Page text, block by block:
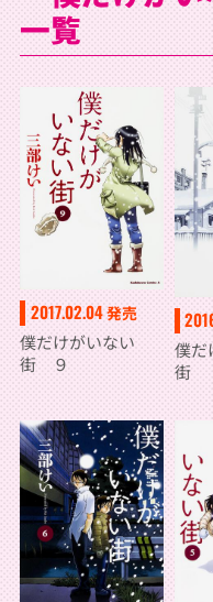
一覧
2017.02.04発売
僕だけがいない
街 ９
僕だ
街